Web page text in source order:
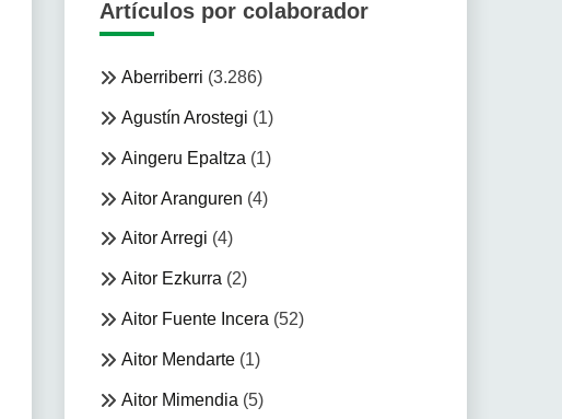
Artículos por colaborador
Aberriberri (3.286)
Agustín Arostegi (1)
Aingeru Epaltza (1)
Aitor Aranguren (4)
Aitor Arregi (4)
Aitor Ezkurra (2)
Aitor Fuente Incera (52)
Aitor Mendarte(1)
Aitor Mimendia (5)